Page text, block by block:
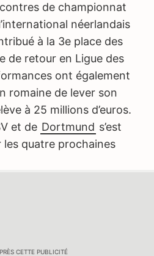
de championnat
néerlandais
à la 3e place des
de retour en Ligue des
ont également
romaine de lever son
à 25 millions d’euros.
et de Dortmund s’est
les quatre prochaines
CETTE PUBLICITÉ